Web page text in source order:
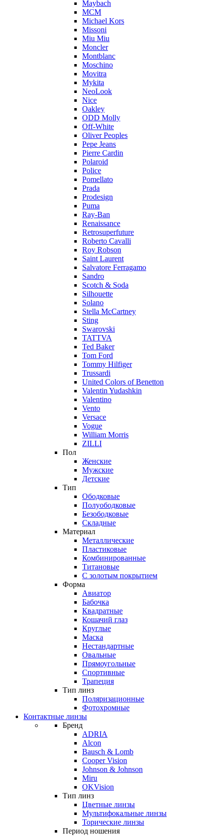
Maybach
MCM
Michael Kors
Missoni
Miu Miu
Moncler
Montblanc
Moschino
Movitra
Mykita
NeoLook
Nice
Oakley
ODD Molly
Off-White
Oliver Peoples
Pepe Jeans
Pierre Cardin
Polaroid
Police
Pomellato
Prada
Prodesign
Puma
Ray-Ban
Renaissance
Retrosuperfuture
Roberto Cavalli
Roy Robson
Saint Laurent
Salvatore Ferragamo
Sandro
Scotch & Soda
Silhouette
Solano
Stella McCartney
Sting
Swarovski
TATTVA
Ted Baker
Tom Ford
Tommy Hilfiger
Trussardi
United Colors of Benetton
Valentin Yudashkin
Valentino
Vento
Versace
Vogue
William Morris
ZILLI
Пол
Женские
Мужские
Детские
Тип
Ободковые
Полуободковые
Безободковые
Складные
Материал
Металлические
Пластиковые
Комбинированные
Титановые
С золотым покрытием
Форма
Авиатор
Бабочка
Квадратные
Кошачий глаз
Круглые
Маска
Нестандартные
Овальные
Прямоугольные
Спортивные
Трапеция
Тип линз
Поляризационные
Фотохромные
Контактные линзы
Бренд
ADRIA
Alcon
Bausch & Lomb
Cooper Vision
Johnson & Johnson
Miru
OKVision
Тип линз
Цветные линзы
Мультифокальные линзы
Торические линзы
Период ношения